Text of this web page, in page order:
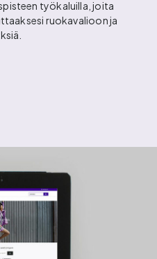
työkaluilla, joita
ruokavalioon ja